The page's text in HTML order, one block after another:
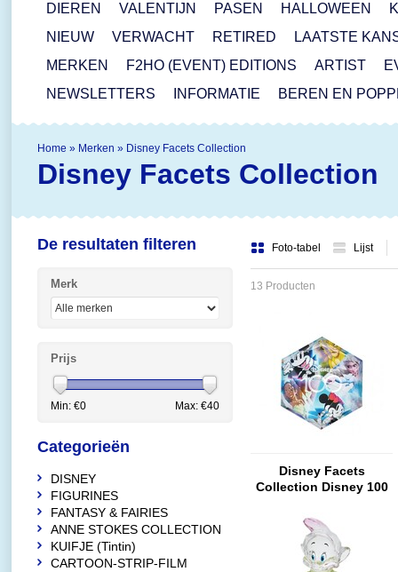
DIEREN
VALENTIJN PASEN HALLOWEEN
NIEUW
VERWACHT RETIRED
LAATSTE
MERKEN
F2HO (EVENT) EDITIONS ARTIST
NEWSLETTERS
INFORMATIE BEREN EN
Home » Merken » Disney Facets Collection
Disney Facets Collection
Foto-tabel Lijst
13 Producten
Disney Facets
Collection Disney 100
De resultaten filteren
Merk
Prijs
Min: €0 Max: €40
Categorieën
DISNEY
FIGURINES
FANTASY & FAIRIES
ANNE STOKES COLLECTION
KUIFJE (Tintin)
CARTOON-STRIP-FILM